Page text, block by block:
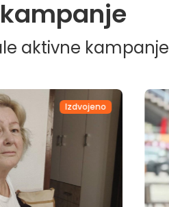
aktivne kampanje
Izdvojeno